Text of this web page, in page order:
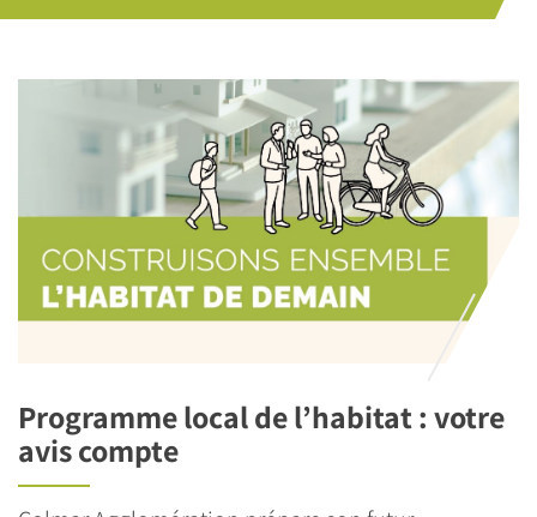
Programme local de l’habitat : votre
avis compte